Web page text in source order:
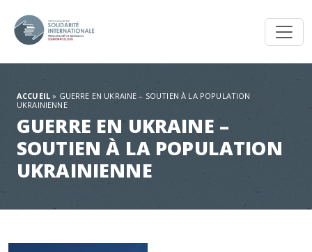
ACCUEIL » GUERRE EN UKRAINE – SOUTIEN À LA POPULATION
UKRAINIENNE
GUERRE EN UKRAINE –
SOUTIEN À LA POPULATION
UKRAINIENNE